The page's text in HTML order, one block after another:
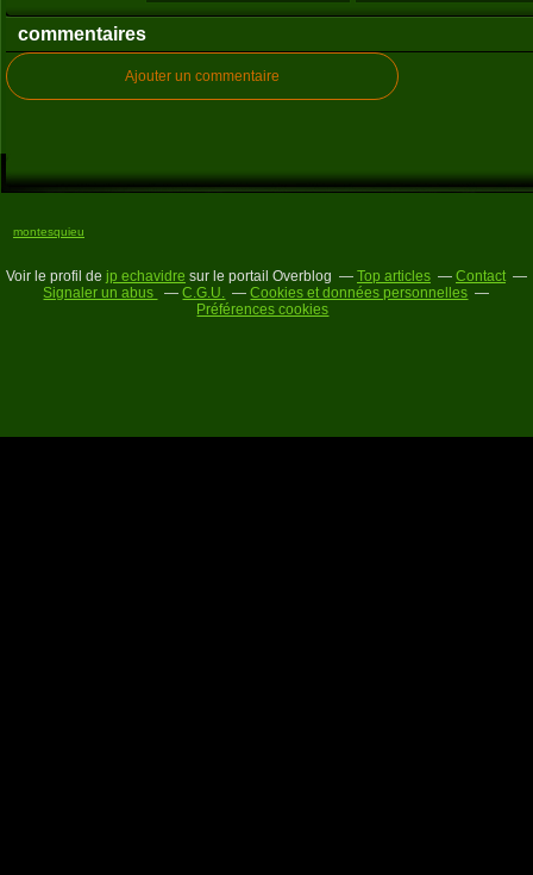
commentaires
Ajouter un commentaire
montesquieu
Voir le profil de jp echavidre sur le portail Overblog Top articles
Contact
Signaler un abus
C.G.U.
Cookies et données personnelles
Préférences cookies